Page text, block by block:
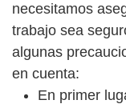
necesitamos
trabajo sea
algunas
en cuenta:
En primer